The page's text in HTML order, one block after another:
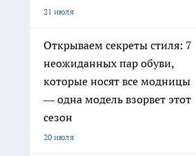
21 июля
Открываем секреты стиля: 7
неожиданных пар обуви,
которые носят все модницы
— одна модель взорвет этот
сезон
20 июля